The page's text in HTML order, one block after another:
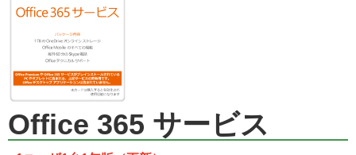
Office 365 サービス